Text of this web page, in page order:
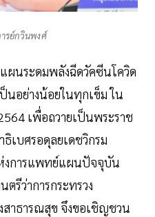
รย์กวินพงศ์
ผนระดมพลังฉีดวัคซีนโควิด
นอย่างน้อยในทุกเข็ม ใน
เพื่อถวายเป็นพระราช
เบศรอดุลยเดชวิกรม
งการแพทย์แผนปัจจุบัน
รีว่าการกระทรวง
าธารณสุข จึงขอเชิญชวน